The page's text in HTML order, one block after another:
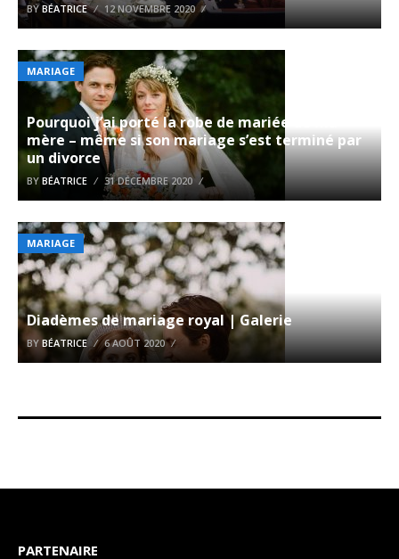
BYBÉATRICE 12 NOVEMBRE 2020
MARIAGE
Pourquoi j’ai porté la robe de mariée de ma
mère – même si son mariage s’est terminé par
un divorce
BY BÉATRICE 31 DÉCEMBRE 2020
MARIAGE
Diadèmes de mariage royal | Galerie
BY BÉATRICE 6 AOÛT 2020
PARTENAIRE